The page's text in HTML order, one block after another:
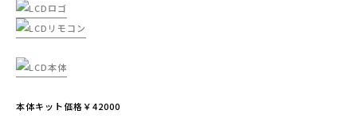
本体キット価格￥42000